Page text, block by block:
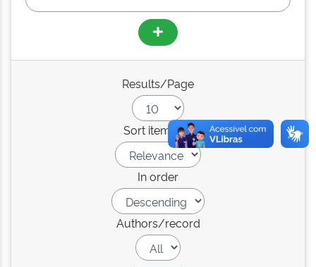
Results/Page
Sort items by
In order
Authors/record